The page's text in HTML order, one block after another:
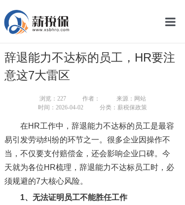
网
辞退能力不达标的员工，HR要注
意这7大雷区
浏览： 227 作者：
来源：网站
时间：2026-04-02
分类：薪税保政策
在HR工作中，辞退能力不达标的员工是最容
易引发劳动纠纷的环节之一。很多企业因操作不
当，不仅要支付赔偿金，还会影响企业口碑。今
天就为各位HR梳理，辞退能力不达标员工时，必
须规避的7大核心风险。
1、无法证明员工不能胜任工作